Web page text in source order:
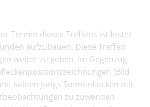
Termin dieses Treffens ist fester
aufzubauen. Diese Treffen
weiter zu geben. Im Gegenzug
(Bild
seinen Jungs Sonnenflecken mit
zu zuwenden.